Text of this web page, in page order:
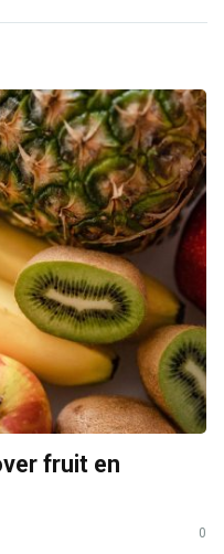
fruit en
0